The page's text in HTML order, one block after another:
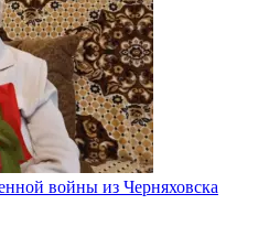
войны из Черняховска